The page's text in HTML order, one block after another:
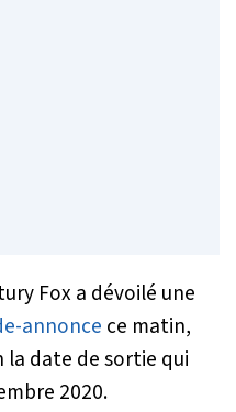
Fox a dévoilé une
annonce ce matin,
la date de sortie qui
2020.